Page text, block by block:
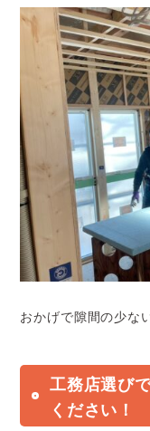
おかげで隙間の少な
工務店選び
ください！